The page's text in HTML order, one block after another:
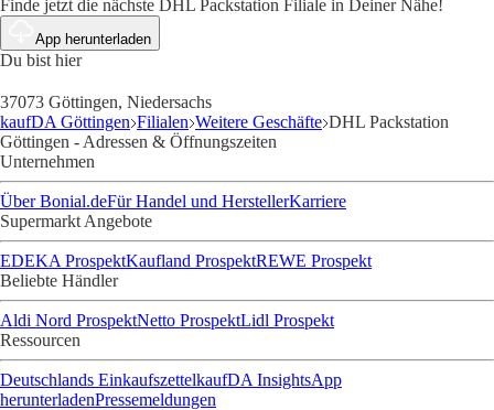
Finde jetzt die nächste DHL Packstation Filiale in Deiner Nähe!
App herunterladen
Du bist hier
37073 Göttingen, Niedersachs
kaufDA Göttingen Filialen Weitere Geschäfte DHL Packstation
Göttingen - Adressen & Öffnungszeiten
Unternehmen
Über Bonial.deFür Handel und HerstellerKarriere
Supermarkt Angebote
EDEKA ProspektKaufland ProspektREWE Prospekt
Beliebte Händler
Aldi Nord ProspektNetto ProspektLidl Prospekt
Ressourcen
Deutschlands EinkaufszettelkaufDA InsightsApp
herunterladenPressemeldungen